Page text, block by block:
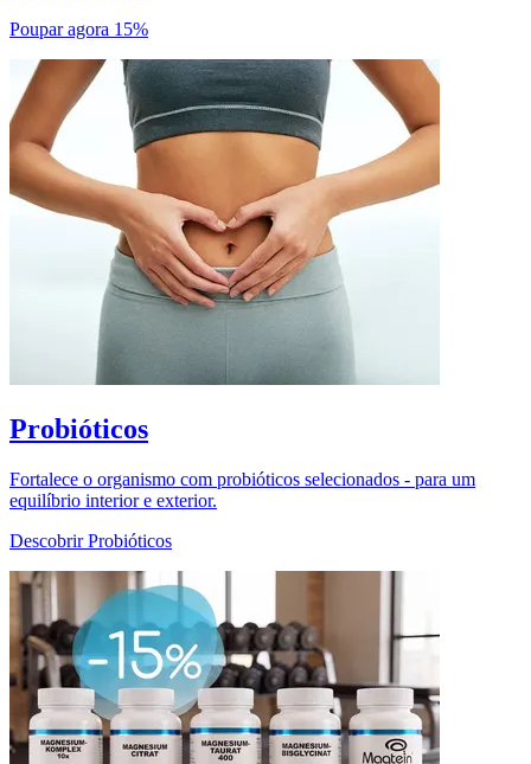
Poupar agora 15%
Probióticos
Fortalece o organismo com probióticos selecionados - para um
equilíbrio interior e exterior.
Descobrir Probióticos